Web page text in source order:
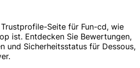
Seite für Fun-cd, wie
ist. Entdecken Sie Bewertungen,
und Sicherheitsstatus für Dessous,